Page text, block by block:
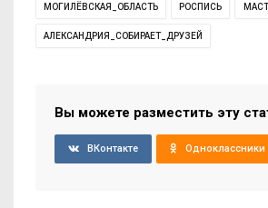
МОГИЛЁВСКАЯ_ОБЛАСТЬ РОСПИСЬ
АЛЕКСАНДРИЯ_СОБИРАЕТ_ДРУЗЕЙ
Вы можете разместить эту
ВКонтакте Одноклассники